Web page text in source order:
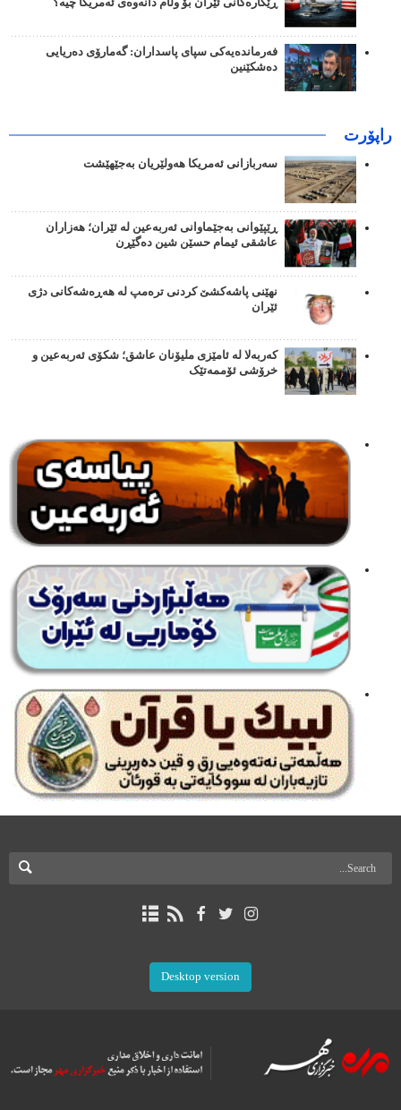
ڕێکارەکانی ئێران بۆ وڵام دانەوەی ئەمریکا چیە؟
فەرماندەیەکی سپای پاسداران: گەمارۆی دەریایی
دەشکێنین
راپۆرت
سەربازانی ئەمریکا هەولێریان بەجێهێشت
ڕێپێوانی بەجێماوانی ئەربەعین لە ئێران؛ هەزاران
عاشقی ئیمام حسێن شین دەگێڕن
نهێنی پاشەکشێ کردنی ترەمپ لە هەڕەشەکانی دژی
ئێران
کەربەلا لە ئامێزی ملیۆنان عاشق؛ شکۆی ئەربەعین و
خرۆشی ئۆممەتێک
Desktop version